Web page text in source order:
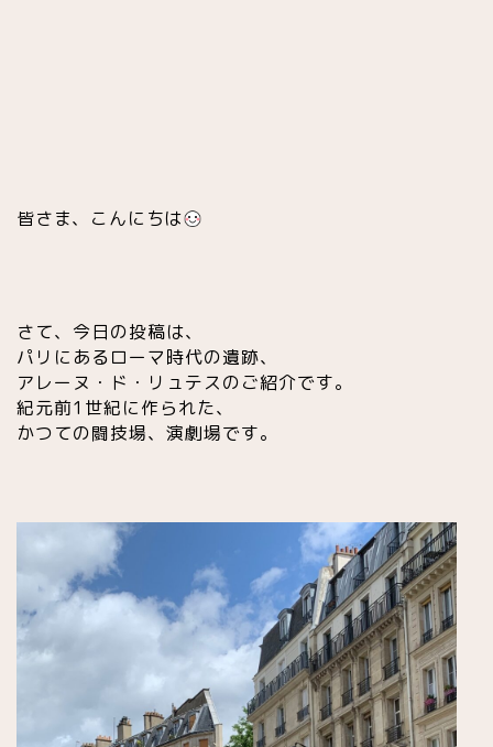
皆さま、こんにちは
さて、今日の投稿は、
パリにあるローマ時代の遺跡、
アレーヌ・ド・リュテスのご紹介です。
紀元前1世紀に作られた、
かつての闘技場、演劇場です。